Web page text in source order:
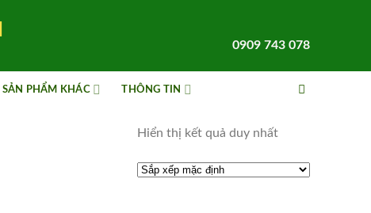
0909 743 078
SẢN PHẨM KHÁC THÔNG TIN
Hiển thị kết quả duy nhất